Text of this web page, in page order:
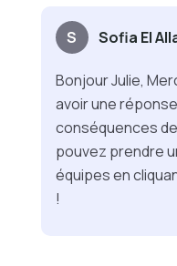
S Sofia El
Bonjour Julie,
avoir une
conséquences
pouvez prendre
équipes en
!